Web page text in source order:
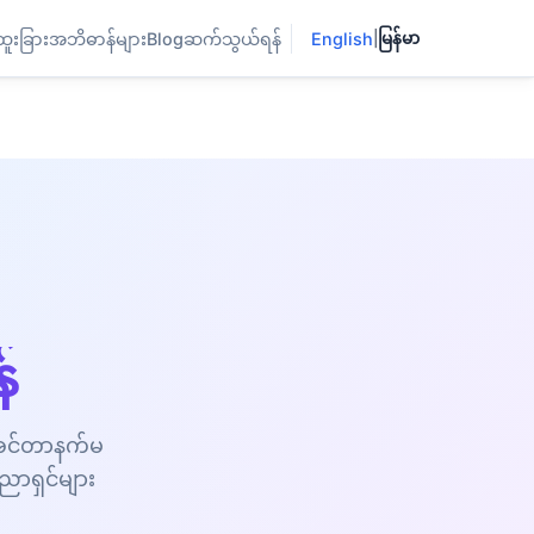
ခြားအဘိဓာန်များBlogဆက်သွယ်ရန် English မြန်မာ
င်တာနက်မ
ရှင်များ